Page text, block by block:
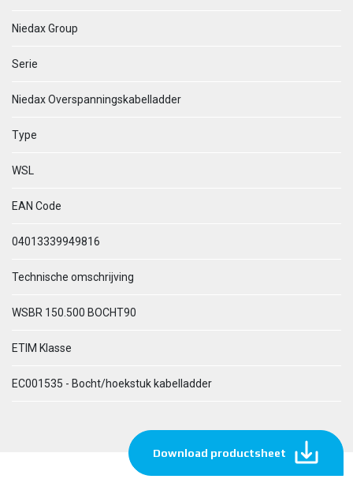
Niedax Group
Serie
Niedax Overspanningskabelladder
Type
WSL
EAN Code
04013339949816
Technische omschrijving
WSBR 150.500 BOCHT90
ETIM Klasse
EC001535 - Bocht/hoekstuk kabelladder
Download productsheet